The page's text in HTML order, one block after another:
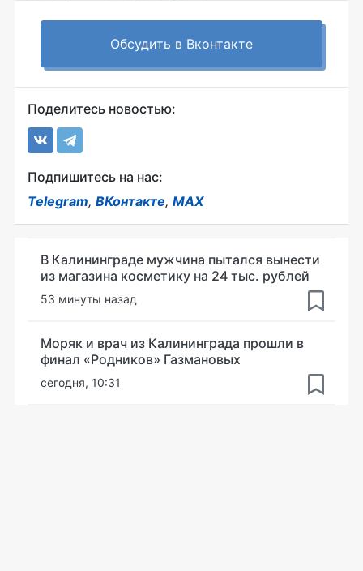
Обсудить в Вконтакте
Поделитесь новостью:
Подпишитесь на нас:
Telegram, ВКонтакте, MAX
В Калининграде мужчина пытался вынести
из магазина косметику на 24 тыс. рублей
53 минуты назад
Моряк и врач из Калининграда прошли в
финал «Родников» Газмановых
сегодня, 10:31